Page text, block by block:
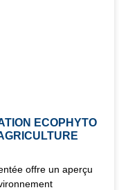
ECOPHYTO
offre un aperçu